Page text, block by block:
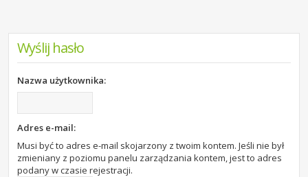
Wyślij hasło
Nazwa użytkownika:
Adres e-mail:
Musi być to adres e-mail skojarzony z twoim kontem. Jeśli nie był
zmieniany z poziomu panelu zarządzania kontem, jest to adres
podany w czasie rejestracji.